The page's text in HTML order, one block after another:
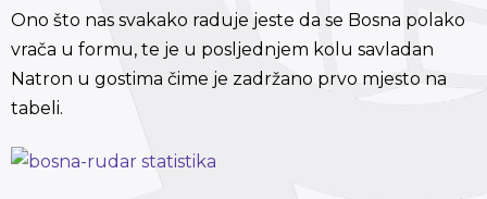
Ono što nas svakako raduje jeste da se Bosna polako
vrača u formu, te je u posljednjem kolu savladan
Natron u gostima čime je zadržano prvo mjesto na
tabeli.